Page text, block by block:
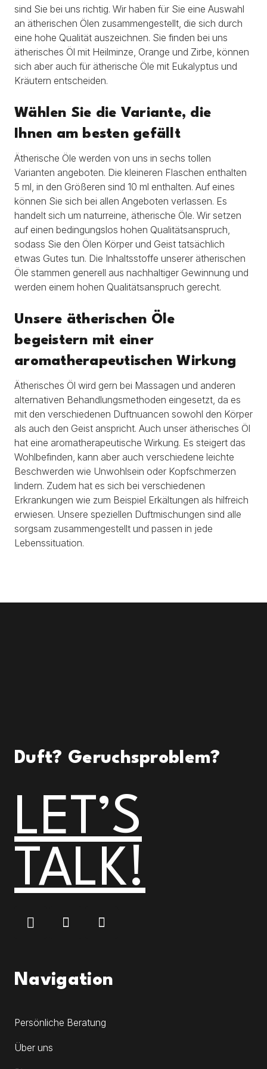
sind Sie bei uns richtig. Wir haben für Sie eine Auswahl
an ätherischen Ölen zusammengestellt, die sich durch
eine hohe Qualität auszeichnen. Sie finden bei uns
ätherisches Öl mit Heilminze, Orange und Zirbe, können
sich aber auch für ätherische Öle mit Eukalyptus und
Kräutern entscheiden.
Wählen Sie die Variante, die
Ihnen am besten gefällt
Ätherische Öle werden von uns in sechs tollen
Varianten angeboten. Die kleineren Flaschen enthalten
5 ml, in den Größeren sind 10 ml enthalten. Auf eines
können Sie sich bei allen Angeboten verlassen. Es
handelt sich um naturreine, ätherische Öle. Wir setzen
auf einen bedingungslos hohen Qualitätsanspruch,
sodass Sie den Ölen Körper und Geist tatsächlich
etwas Gutes tun. Die Inhaltsstoffe unserer ätherischen
Öle stammen generell aus nachhaltiger Gewinnung und
werden einem hohen Qualitätsanspruch gerecht.
Unsere ätherischen Öle
begeistern mit einer
aromatherapeutischen Wirkung
Ätherisches Öl wird gern bei Massagen und anderen
alternativen Behandlungsmethoden eingesetzt, da es
mit den verschiedenen Duftnuancen sowohl den Körper
als auch den Geist anspricht. Auch unser ätherisches Öl
hat eine aromatherapeutische Wirkung. Es steigert das
Wohlbefinden, kann aber auch verschiedene leichte
Beschwerden wie Unwohlsein oder Kopfschmerzen
lindern. Zudem hat es sich bei verschiedenen
Erkrankungen wie zum Beispiel Erkältungen als hilfreich
erwiesen. Unsere speziellen Duftmischungen sind alle
sorgsam zusammengestellt und passen in jede
Lebenssituation.
Duft? Geruchsproblem?
LET’S
TALK!
Navigation
Persönliche Beratung
Über uns